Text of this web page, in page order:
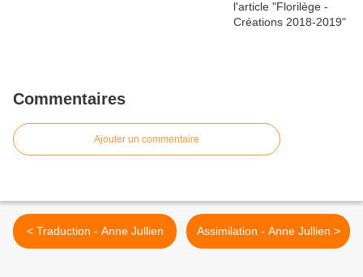
Commentaires
Ajouter un commentaire
< Traduction - Anne Jullien Assimilation - Anne Jullien >